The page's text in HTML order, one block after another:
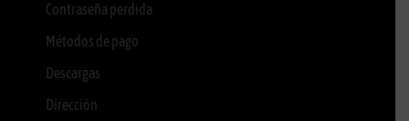
Contraseña perdida
Métodos de pago
Descargas
Dirección